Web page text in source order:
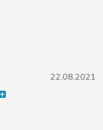
22.08.2021